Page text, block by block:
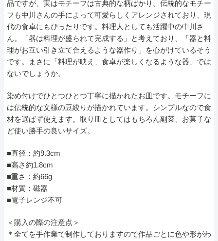
品ですが、実はモチーフは古典的な柄ばかり。伝統的なモチー
フも中川さんの手によって可愛らしくアレンジされており、現
代の食卓にもぴったりです。料理人としても活躍中の中川さ
ん。「器は料理が盛られて完成する」と考えており、「器と料
理がお互い引き立て合えるような器作り」を心がけているそう
です。まさに「料理が映え、食卓が楽しくなるような器」では
ないでしょうか。
染め付けでひとつひとつ丁寧に描かれたお皿です。モチーフに
は伝統的な文様の豆絞りが描かれています。シンプルなので食
材を選ばず使えます。取り皿としてはもちろん副菜、お菓子な
ど使い勝手の良いサイズ。
■直径：約9.3cm
■高さ約1.8cm
■重さ：約66g
■材質：磁器
■電子レンジ不可
＜購入の際の注意点＞
＊全てを手作業で制作しておりますので作品ごとに色や形がわ